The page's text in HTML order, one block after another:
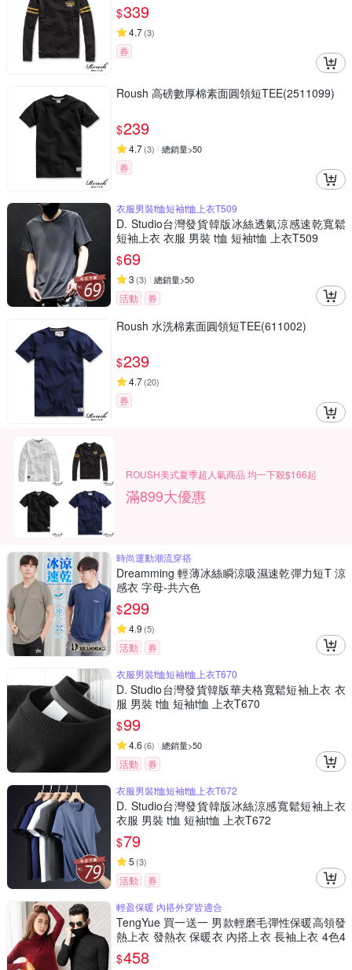
$339
4.7(3)
券
Roush 高磅數厚棉素面圓領短TEE(2511099)
$239
4.7(3) 總銷量>50
券
衣服男裝t恤短袖t恤上衣T509
D. Studio台灣發貨韓版冰絲透氣涼感速乾寬鬆
短袖上衣 衣服 男裝 t恤 短袖t恤 上衣T509
$69
3 (3) 總銷量>50
活動 券
Roush 水洗棉素面圓領短TEE(611002)
$239
4.7(20)
券
ROUSH美式夏季超人氣商品 均一下殺$166起
滿899大優惠
時尚運動潮流穿搭
Dreamming 輕薄冰絲瞬涼吸濕速乾彈力短T 涼
感衣 字母-共六色
$299
4.9 (5)
活動
券
衣服男裝t恤短袖t恤上衣T670
D. Studio台灣發貨韓版華夫格寬鬆短袖上衣 衣
服 男裝 t恤 短袖t恤 上衣T670
$99
4.6 (6) 總銷量>50
活動
券
衣服男裝t恤短袖t恤上衣T672
D. Studio台灣發貨韓版冰絲涼感寬鬆短袖上衣
衣服 男裝 t恤 短袖t恤 上衣T672
$79
5 (3)
活動
券
輕盈保暖 內搭外穿皆適合
TengYue 買一送一 男款輕磨毛彈性保暖高領發
熱上衣 發熱衣 保暖衣 內搭上衣 長袖上衣 4色4
尺寸
$458